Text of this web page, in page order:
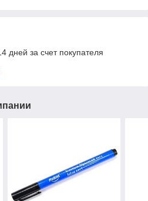
дней за счет покупателя